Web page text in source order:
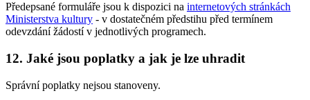
Předepsané formuláře jsou k dispozici na internetových stránkách
Ministerstva kultury - v dostatečném předstihu před termínem
odevzdání žádostí v jednotlivých programech.
12. Jaké jsou poplatky a jak je lze uhradit
Správní poplatky nejsou stanoveny.